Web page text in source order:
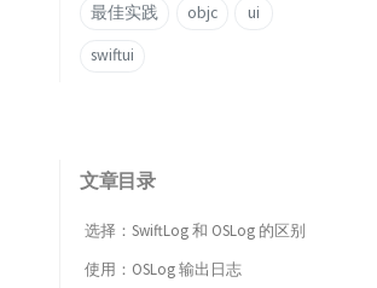
最佳实践 objc ui
swiftui
文章目录
选择：SwiftLog 和 OSLog 的区别
使用：OSLog 输出日志